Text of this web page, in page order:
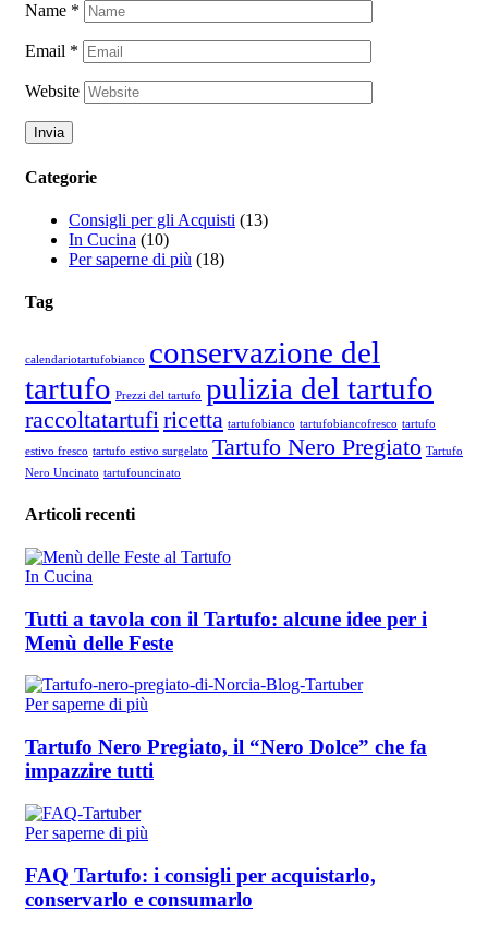
Name *
Email *
Website
Categorie
Consigli per gli Acquisti (13)
In Cucina (10)
Per saperne di più (18)
Tag
calendariotartufobianco conservazione del
tartufo Prezzi del tartufo pulizia del tartufo
raccoltatartufiricetta tartufobianco tartufobiancofresco tartufo
estivo fresco tartufo estivo surgelato Tartufo Nero Pregiato Tartufo
Nero Uncinato tartufouncinato
Articoli recenti
In Cucina
Tutti a tavola con il Tartufo: alcune idee per i
Menù delle Feste
Per saperne di più
Tartufo Nero Pregiato, il “Nero Dolce” che fa
impazzire tutti
Per saperne di più
FAQ Tartufo: i consigli per acquistarlo,
conservarlo e consumarlo